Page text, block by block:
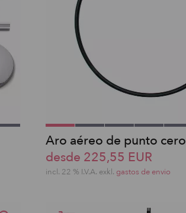
Aro aéreo de punto cero
desde 225,55 EUR
incl. 22 % I.V.A. exkl. gastos de envio